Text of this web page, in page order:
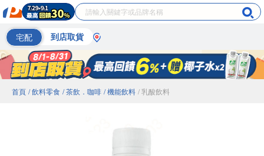
宅配 到店取貨
首頁 / 飲料零食 / 茶飲．咖啡 / 機能飲料 / 乳酸飲料